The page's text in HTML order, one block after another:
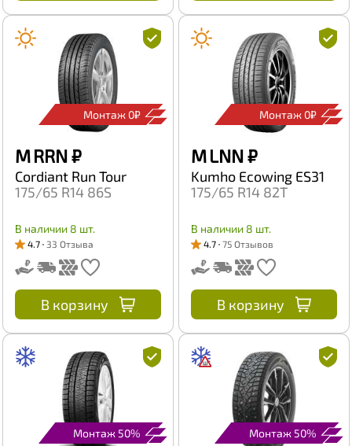
Монтаж 0₽
M RRN₽
Cordiant Run Tour
175/65 R14 86S
В наличии 8 шт.
4.7 33 Отзыва
В корзину
Монтаж 0₽
M LNN₽
Kumho Ecowing ES31
175/65 R14 82T
В наличии 8 шт.
4.7 75 Отзывов
В корзину
Монтаж 50% Монтаж 50%